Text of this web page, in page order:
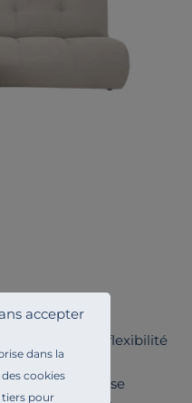
dans la
cookies
tiers pour
accepter
: confort et flexibilité
Benny se